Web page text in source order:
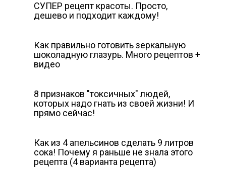
СУПЕР рецепт красоты. Просто,
дешево и подходит каждому!
Как правильно готовить зеркальную
шоколадную глазурь. Много рецептов +
видео
8 признаков ″токсичных″ людей,
которых надо гнать из своей жизни! И
прямо сейчас!
Как из 4 апельсинов сделать 9 литров
сока! Почему я раньше не знала этого
рецепта (4 варианта рецепта)